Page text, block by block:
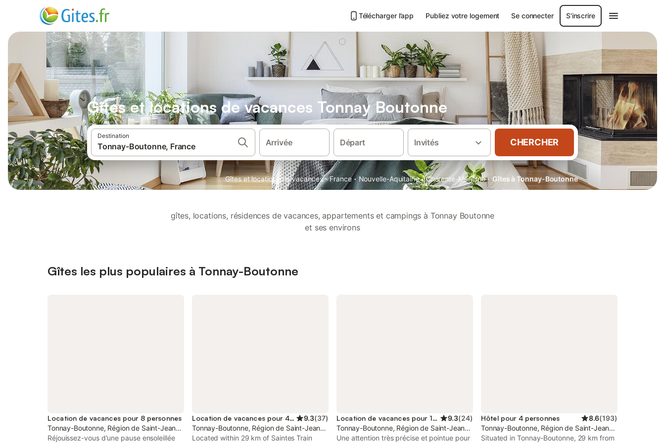
Télécharger l’app Publiez votre logement Se connecter S'inscrire
Gîtes et locations de vacances Tonnay Boutonne
Destination
Arrivée Départ Invités CHERCHER
Gîtes et locations de vacances · France · Nouvelle-Aquitaine · Charente-Maritime · Gîtes à Tonnay-Boutonne
gîtes, locations, résidences de vacances, appartements et campings à Tonnay Boutonne
et ses environs
Gîtes les plus populaires à Tonnay-Boutonne
Location de vacances pour 8 personnes
Tonnay-Boutonne, Région de Saint-Jean-d'Angély
Réjouissez-vous d'une pause ensoleillée
Location de vacances pour 4 personnes 9.3(37)
Tonnay-Boutonne, Région de Saint-Jean-d'Angély
Located within 29 km of Saintes Train
Location de vacances pour 12 personnes 9.3(24)
Tonnay-Boutonne, Région de Saint-Jean-d'Angély
Une attention très précise et pointue pour
Hôtel pour 4 personnes 8.6(193)
Tonnay-Boutonne, Région de Saint-Jean-d'Angély
Situated in Tonnay-Boutonne, 29 km from